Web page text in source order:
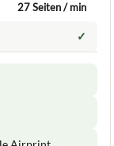
27 Seiten / min
✓